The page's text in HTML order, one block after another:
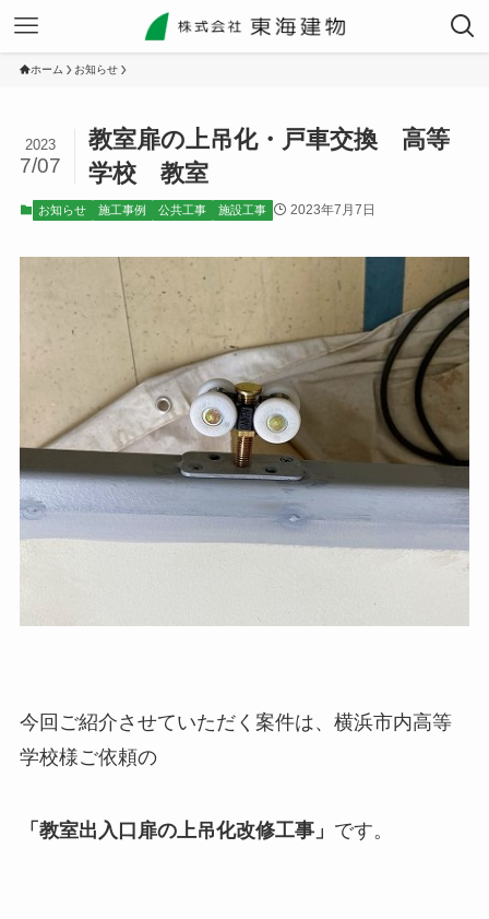
ホーム お知らせ
教室扉の上吊化・戸車交換 高等
学校 教室
2023
7/07
お知らせ 施工事例 公共工事 施設工事 2023年7月7日
今回ご紹介させていただく案件は、横浜市内高等
学校様ご依頼の
「教室出入口扉の上吊化改修工事」 です。